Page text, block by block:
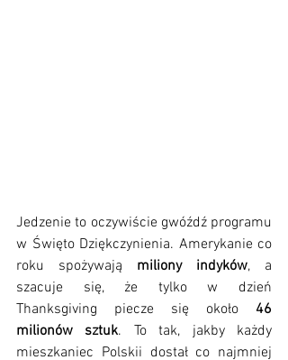
Jedzenie to oczywiście gwóźdź programu
w Święto Dziękczynienia. Amerykanie co
roku spożywają miliony indyków, a
szacuje się, że tylko w dzień
Thanksgiving piecze się około 46
milionów sztuk. To tak, jakby każdy
mieszkaniec Polskii dostał co najmniej